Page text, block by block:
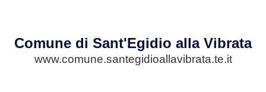
Comune di Sant'Egidio alla Vibrata
www.comune.santegidioallavibrata.te.it